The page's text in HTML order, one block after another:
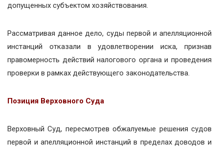
допущенных субъектом хозяйствования.
Рассматривая данное дело, суды первой и апелляционной
инстанций отказали в удовлетворении иска, признав
правомерность действий налогового органа и проведения
проверки в рамках действующего законодательства.
Позиция Верховного Суда
Верховный Суд, пересмотрев обжалуемые решения судов
первой и апелляционной инстанций в пределах доводов и